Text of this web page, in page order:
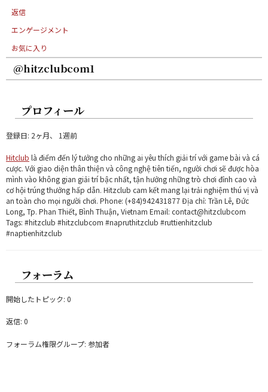
返信
エンゲージメント
お気に入り
@hitzclubcom1
プロフィール
登録日: 2ヶ月、 1週前
Hitclub là điểm đến lý tưởng cho những ai yêu thích giải trí với game bài và cá
cược. Với giao diện thân thiện và công nghệ tiên tiến, người chơi sẽ được hòa
mình vào không gian giải trí bậc nhất, tận hưởng những trò chơi đỉnh cao và
cơ hội trúng thưởng hấp dẫn. Hitzclub cam kết mang lại trải nghiệm thú vị và
an toàn cho mọi người chơi. Phone: (+84)942431877 Địa chỉ: Trần Lê, Đức
Long, Tp. Phan Thiết, Bình Thuận, Vietnam Email: contact@hitzclubcom
Tags: #hitzclub #hitzclubcom #napruthitzclub #ruttienhitzclub
#naptienhitzclub
フォーラム
開始したトピック: 0
返信: 0
フォーラム権限グループ: 参加者